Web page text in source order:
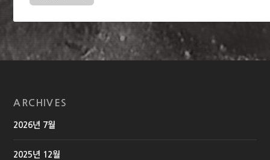
ARCHIVES
2026년 7월
2025년 12월